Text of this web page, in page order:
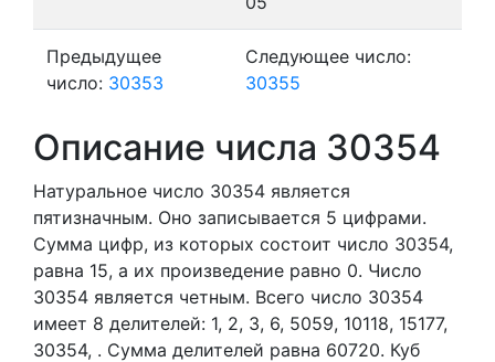
Предыдущее
число: 30353
Следующее число:
30355
Описание числа 30354
Натуральное число 30354 является
пятизначным. Оно записывается 5 цифрами.
Сумма цифр, из которых состоит число 30354,
равна 15, а их произведение равно 0. Число
30354 является четным. Всего число 30354
имеет 8 делителей: 1, 2, 3, 6, 5059, 10118, 15177,
30354, . Сумма делителей равна 60720. Куб